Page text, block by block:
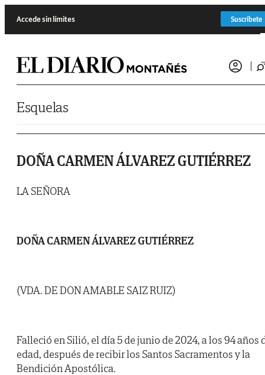
Accede sin límites Suscríbete
Esquelas
DOÑA CARMEN ÁLVAREZ GUTIÉRREZ
LA SEÑORA
DOÑA CARMEN ÁLVAREZ GUTIÉRREZ
(VDA. DE DON AMABLE SAIZ RUIZ)
Falleció en Silió, el día 5 de junio de 2024, a los 94 años
edad, después de recibir los Santos Sacramentos y la
Bendición Apostólica.